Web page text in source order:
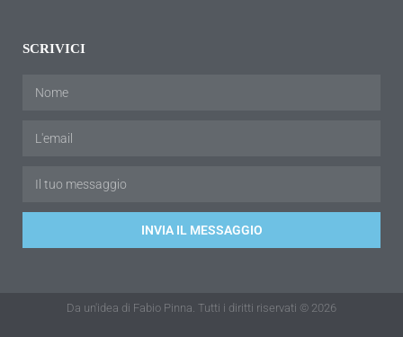
SCRIVICI
INVIA IL MESSAGGIO
Da un'idea di Fabio Pinna. Tutti i diritti riservati © 2026